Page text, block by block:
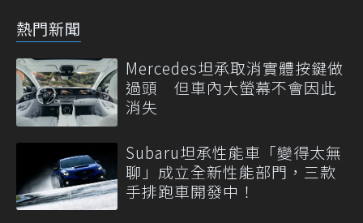
熱門新聞
Mercedes坦承取消實體按鍵做
過頭 但車內大螢幕不會因此
消失
Subaru坦承性能車「變得太無
聊」成立全新性能部門，三款
手排跑車開發中！